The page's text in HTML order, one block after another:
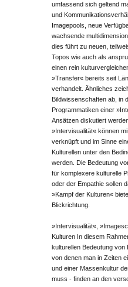
umfassend sich geltend
und
Imagepools, neue
wachsende
dies führt zu neuen,
Topos wie auch als
einen rein
»Transfer« bereits seit
verhandelt. Ähnliches
Bildwissenschaften ab, in
Programmatiken einer
Ansätzen diskutiert
»Intervisualität« können
verknüpft und im Sinne
Kulturellen unter den
werden. Die Bedeutung
für komplexere kulturelle
oder der Empathie sollen
»Kampf der Kulturen«
Blickrichtung.
»Intervisualität«,
Kulturen In diesem
kulturellen Bedeutung
von denen man in Zeiten
und einer Massenkultur
muss - finden an den